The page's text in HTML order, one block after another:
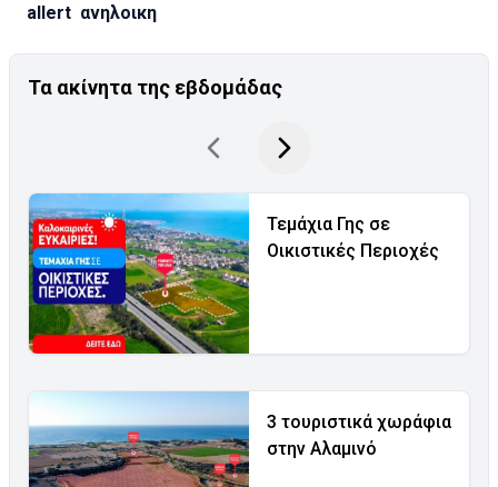
allert ανηλοικη
Τα ακίνητα της εβδομάδας
Τεμάχια Γης σε
Οικιστικές Περιοχές
3 τουριστικά χωράφια
στην Αλαμινό